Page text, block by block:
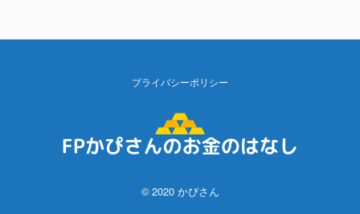
プライバシーポリシー
© 2020 かぴさん